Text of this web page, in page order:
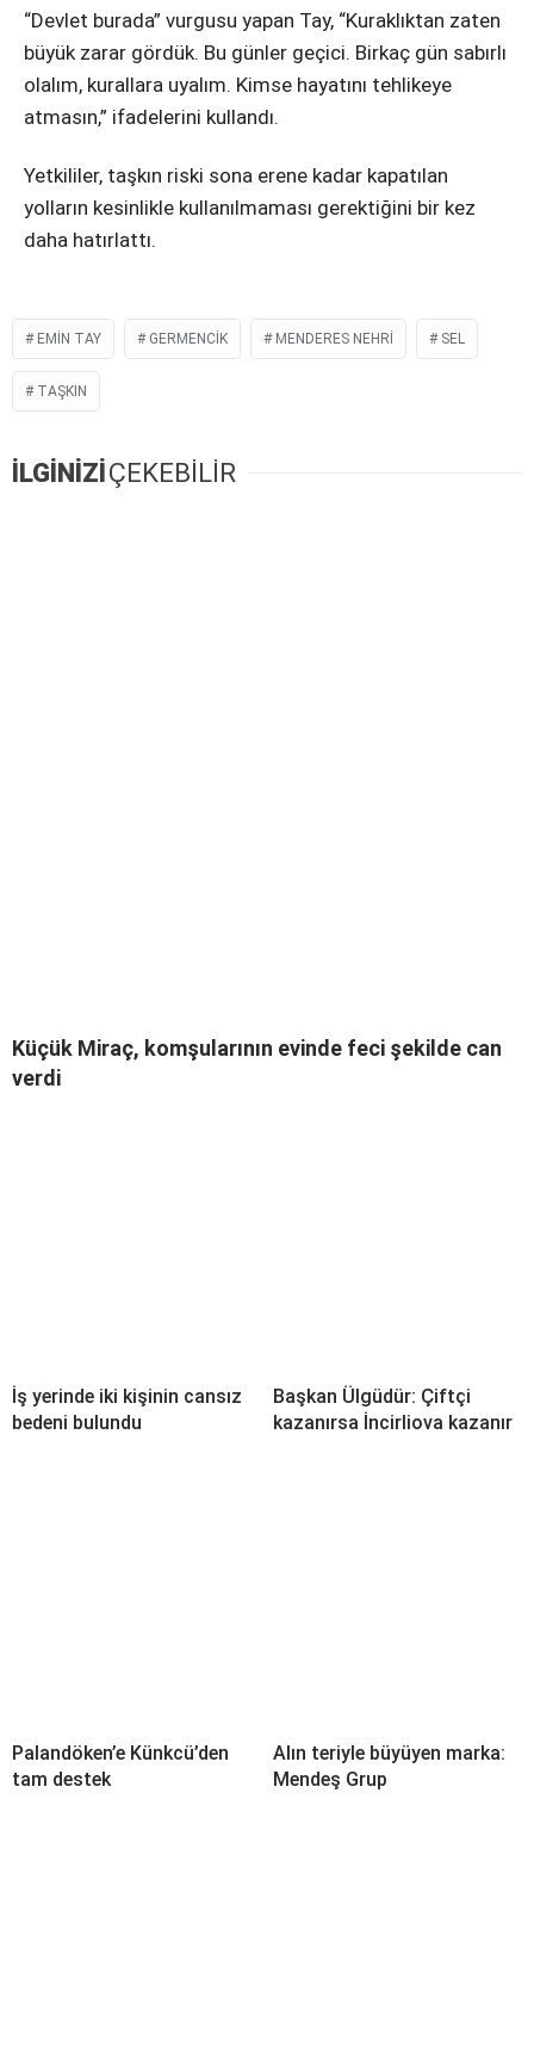
“Devlet burada” vurgusu yapan Tay, “Kuraklıktan zaten
büyük zarar gördük. Bu günler geçici. Birkaç gün sabırlı
olalım, kurallara uyalım. Kimse hayatını tehlikeye
atmasın,” ifadelerini kullandı.
Yetkililer, taşkın riski sona erene kadar kapatılan
yolların kesinlikle kullanılmaması gerektiğini bir kez
daha hatırlattı.
EMIN TAY GERMENCIK MENDERES NEHRI SEL
TAŞKIN
İLGİNİZİÇEKEBİLİR
Küçük Miraç, komşularının evinde feci şekilde can
verdi
İş yerinde iki kişinin cansız
bedeni bulundu
Başkan Ülgüdür: Çiftçi
kazanırsa İncirliova kazanır
Palandöken’e Künkcü’den
tam destek
Alın teriyle büyüyen marka:
Mendeş Grup